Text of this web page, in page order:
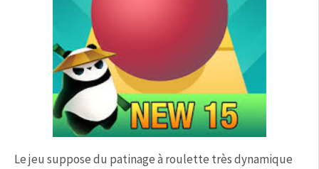
Le jeu suppose du patinage à roulette très dynamique